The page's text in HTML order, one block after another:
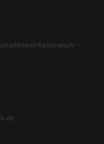
Kaisersesch